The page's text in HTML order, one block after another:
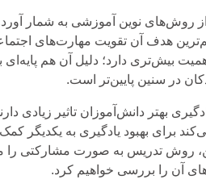
روش‌های نوین آموزشی به شمار
هدف آن تقویت مهارت‌های
بیش‌تری دارد؛ دلیل آن هم پایه‌ای
در سنین پایین‌تر است.
بهتر دانش‌آموزان تاثیر زیادی
برای بهبود یادگیری به یکدیگر کمک
روش تدریس به صورت مشارکتی را
آن را بررسی خواهیم کرد.